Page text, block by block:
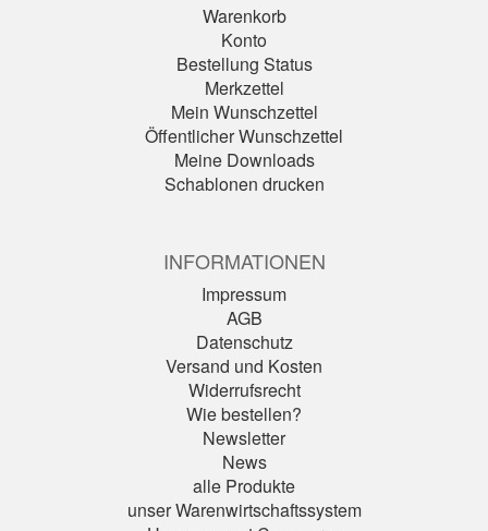
Warenkorb
Konto
Bestellung Status
Merkzettel
Mein Wunschzettel
Öffentlicher Wunschzettel
Meine Downloads
Schablonen drucken
INFORMATIONEN
Impressum
AGB
Datenschutz
Versand und Kosten
Widerrufsrecht
Wie bestellen?
Newsletter
News
alle Produkte
unser Warenwirtschaftssystem